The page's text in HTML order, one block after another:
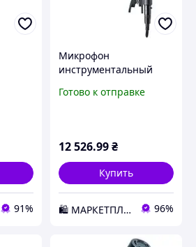
91%
Микрофон
инструментальный
Готово к отправке
12 526.99₴
Купить
🛍️ МАРКЕТПЛЕЙС DMD 96%